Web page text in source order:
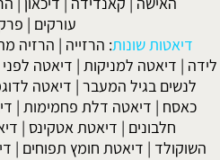
עורקים |
דיאטות שונות: הרזייה | הרזיה
לידה | דיאטה למניקות | דיאטה
לנשים בגיל המעבר | דיאטה
כאסח | דיאטה דלת פחמימות |
חלבונים | דיאטת אטקינס |
השוקולד | דיאטת חומץ תפוחים |